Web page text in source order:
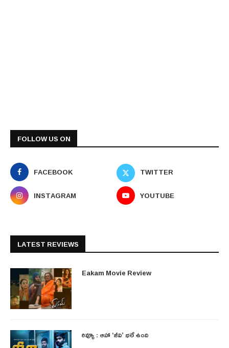
FOLLOW US ON
FACEBOOK
TWITTER
INSTAGRAM
YOUTUBE
LATEST REVIEWS
Eakam Movie Review
రివ్యూ : ఆహా ‘జీవి’ భలే ఉంది